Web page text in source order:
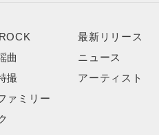
曲
撮
ァミリー
最新リリース
ニュース
アーティスト